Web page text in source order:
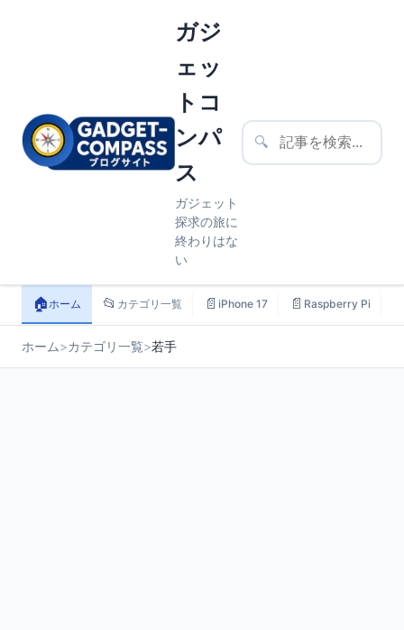
ガジ
ェッ
トコ
ンパ
ス
ガジェット
探求の旅に
終わりはな
い
🔍
🏠ホーム 📂 カテゴリ一覧 📄 iPhone 17 📄 Raspberry Pi
ホーム>カテゴリ一覧>若手